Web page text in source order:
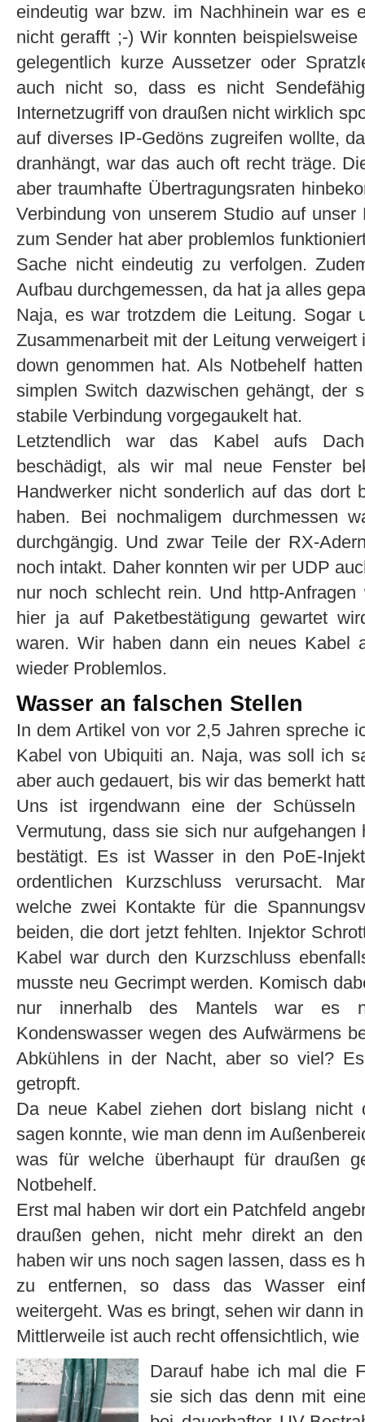
eindeutig war bzw. im Nachhinein war es
nicht gerafft ;-) Wir konnten
gelegentlich kurze Aussetzer oder
auch nicht so, dass es nicht
Internetzugriff von draußen nicht wirklich
auf diverses IP-Gedöns zugreifen wollte,
dranhängt, war das auch oft recht träge.
aber traumhafte Übertragungsraten
Verbindung von unserem Studio auf
zum Sender hat aber problemlos
Sache nicht eindeutig zu verfolgen.
Aufbau durchgemessen, da hat ja alles
Naja, es war trotzdem die Leitung. Sogar
Zusammenarbeit mit der Leitung
down genommen hat. Als Notbehelf
simplen Switch dazwischen gehängt, der
stabile Verbindung vorgegaukelt hat.
Letztendlich war das Kabel aufs
beschädigt, als wir mal neue Fenster
Handwerker nicht sonderlich auf das dort
haben. Bei nochmaligem durchmessen
durchgängig. Und zwar Teile der RX-
noch intakt. Daher konnten wir per UDP
nur noch schlecht rein. Und http-
hier ja auf Paketbestätigung gewartet
waren. Wir haben dann ein neues Kabel
wieder Problemlos.
Wasser an falschen Stellen
In dem Artikel von vor 2,5 Jahren spreche
Kabel von Ubiquiti an. Naja, was soll ich
aber auch gedauert, bis wir das bemerkt
Uns ist irgendwann eine der
Vermutung, dass sie sich nur
bestätigt. Es ist Wasser in den PoE-
ordentlichen Kurzschluss verursacht.
welche zwei Kontakte für die
beiden, die dort jetzt fehlten. Injektor
Kabel war durch den Kurzschluss
musste neu Gecrimpt werden. Komisch
nur innerhalb des Mantels war es
Kondenswasser wegen des Aufwärmens
Abkühlens in der Nacht, aber so viel?
getropft.
Da neue Kabel ziehen dort bislang
sagen konnte, wie man denn im
was für welche überhaupt für draußen
Notbehelf.
Erst mal haben wir dort ein Patchfeld
draußen gehen, nicht mehr direkt an
haben wir uns noch sagen lassen, dass es
zu entfernen, so dass das Wasser
weitergeht. Was es bringt, sehen wir dann
Mittlerweile ist auch recht offensichtlich,
Darauf habe ich mal die
sie sich das denn mit